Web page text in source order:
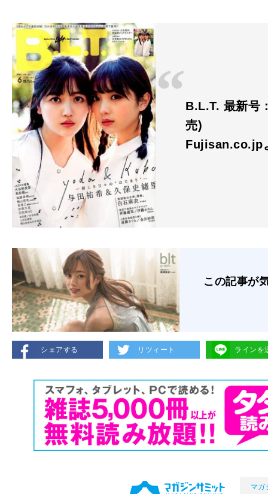
B.L.T. 最新号
売)
Fujisan.co.jp
この記事が
シェアする リツィート ラインを
マガ